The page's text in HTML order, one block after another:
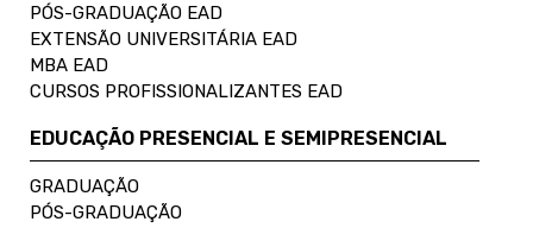
PÓS-GRADUAÇÃO EAD
EXTENSÃO UNIVERSITÁRIA EAD
MBA EAD
CURSOS PROFISSIONALIZANTES EAD
EDUCAÇÃO PRESENCIAL E SEMIPRESENCIAL
GRADUAÇÃO
PÓS-GRADUAÇÃO